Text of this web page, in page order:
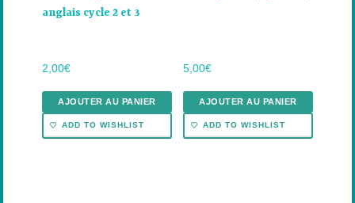
anglais cycle 2 et 3
2,00€
AJOUTER AU PANIER
ADD TO WISHLIST
5,00€
AJOUTER AU PANIER
ADD TO WISHLIST